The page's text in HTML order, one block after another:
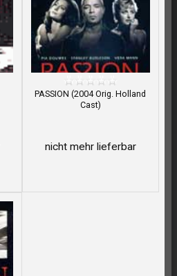
PASSION (2004 Orig. Holland
Cast)
nicht mehr lieferbar